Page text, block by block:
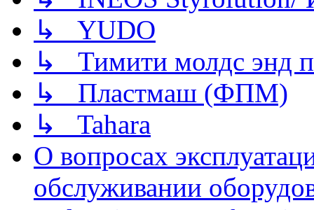
↳ YUDO
↳ Тимити молдс энд
↳ Пластмаш (ФПМ)
↳ Tahara
О вопросах
обслуживании